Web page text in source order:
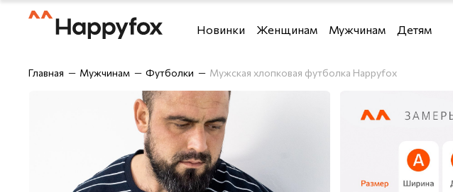
Новинки Женщинам
Футболки и топы
Костюмы
Брюки
Блузки и рубашки
Верхняя одежда
Мужчинам
Футболки
Джемперы, водолазки и кардиганы
Детям
Девочкам
Главная Мужчинам Футболки Мужская хлопковая футболка Happyfox